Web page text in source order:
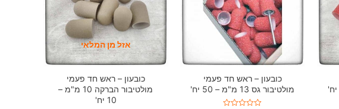
כובעון – ראש חד פעמי
מולטיבור גס 13 מ"מ – 50 יח'
אזל מן המלאי
כובעון – ראש חד פעמי
מולטיבור הברקה 10 מ"מ –
10 יח'